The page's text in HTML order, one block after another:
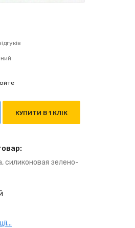
КУПИТИ В 1 КЛІК
силиконовая зелено-